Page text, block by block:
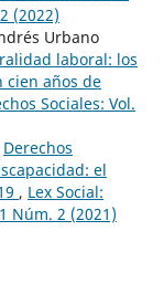
(2022)
Urbano
laboral: los
cien años de
Sociales: Vol.
Derechos
el
, Lex Social:
Núm. 2 (2021)